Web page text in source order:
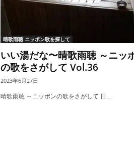
晴歌雨聴 ニッポン歌を探して
いい湯だな〜晴歌雨聴 ～ニッ
の歌をさがして Vol.36
2023年6月27日
晴歌雨聴 ～ニッポンの歌をさがして 日...